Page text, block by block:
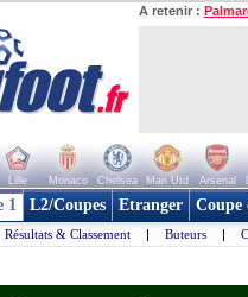
A retenir :
Lille Monaco Chelsea Man Utd Arsenal
1 L2/Coupes Etranger Coupe
Résultats & Classement | Buteurs |